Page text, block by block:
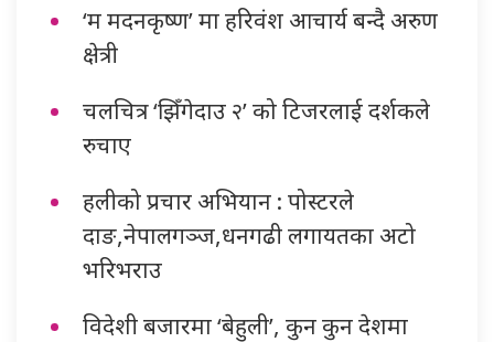
‘म मदनकृष्ण’ मा हरिवंश आचार्य बन्दै अरुण
क्षेत्री
चलचित्र ‘झिँगेदाउ २’ को टिजरलाई दर्शकले
रुचाए
हलीको प्रचार अभियान : पोस्टरले
दाङ,नेपालगञ्ज,धनगढी लगायतका अटो
भरिभराउ
विदेशी बजारमा ‘बेहुली’, कुन कुन देशमा